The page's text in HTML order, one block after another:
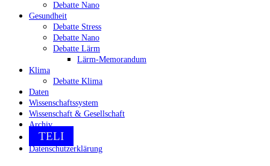
Debatte Nano
Gesundheit
Debatte Stress
Debatte Nano
Debatte Lärm
Lärm-Memorandum
Klima
Debatte Klima
Daten
Wissenschaftssystem
Wissenschaft & Gesellschaft
Archiv
TELI
Datenschutzerklärung